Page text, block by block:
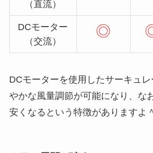
（直流）
DCモーター
（交流）
◎
DCモーターを使用したサーキュ
やかな風量調節が可能になり、な
安くなるという特徴がありますよ